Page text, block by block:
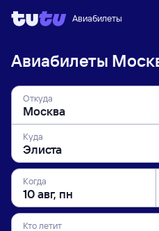
Авиабилеты
Авиабилеты
Откуда
Куда
Когда
Кто летит